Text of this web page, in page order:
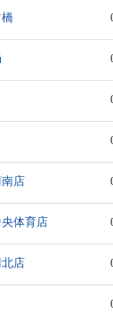
店
体育店
店